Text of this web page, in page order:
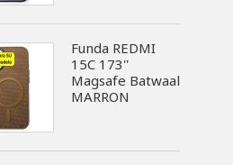
Funda REDMI
15C 173''
Magsafe Batwaal
MARRON